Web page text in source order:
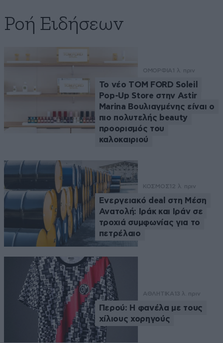
Ροή Ειδήσεων
ΟΜΟΡΦΙΑ 1 λ. πριν
Το νέο TOM FORD Soleil
Pop-Up Store στην Astir
Marina Βουλιαγμένης είναι ο
πιο πολυτελής beauty
προορισμός του
καλοκαιριού
ΚΟΣΜΟΣ 12 λ. πριν
Ενεργειακό deal στη Μέση
Ανατολή: Ιράκ και Ιράν σε
τροχιά συμφωνίας για το
πετρέλαιο
ΑΘΛΗΤΙΚΑ 13 λ. πριν
Περού: Η φανέλα με τους
χίλιους χορηγούς